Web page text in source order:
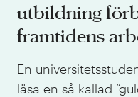
utbildning
framtidens
En
läsa en så kallad